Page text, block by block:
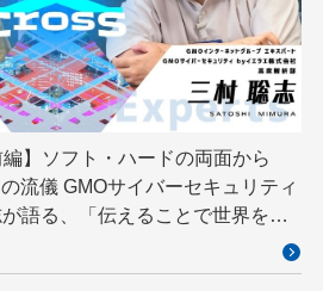
編】ソフト・ハードの両面から
流儀 GMOサイバーセキュリティ
語る、「伝えることで世界を良
在り方